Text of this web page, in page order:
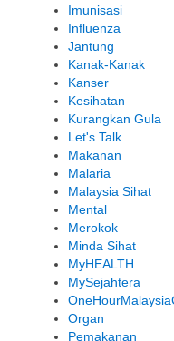
Imunisasi
Influenza
Jantung
Kanak-Kanak
Kanser
Kesihatan
Kurangkan Gula
Let's Talk
Makanan
Malaria
Malaysia Sihat
Mental
Merokok
Minda Sihat
MyHEALTH
MySejahtera
Organ
Pemakanan